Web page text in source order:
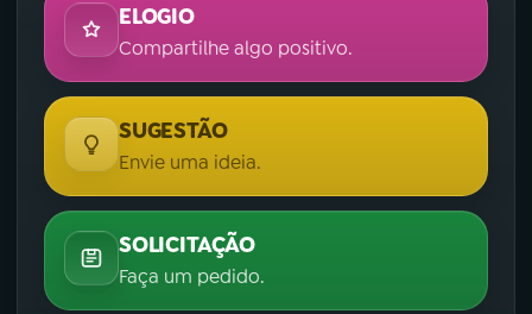
ELOGIO
Compartilhe algo positivo.
SUGESTÃO
Envie uma ideia.
SOLICITAÇÃO
Faça um pedido.